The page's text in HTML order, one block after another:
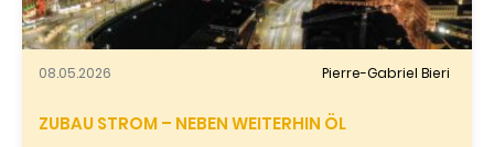
08.05.2026 Pierre-Gabriel Bieri
ZUBAU STROM – NEBEN WEITERHIN ÖL